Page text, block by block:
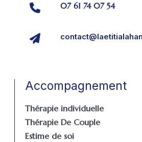
07 61 74 07 54
Accompagnement
Thérapie individuelle
Thérapie De Couple
Estime de soi